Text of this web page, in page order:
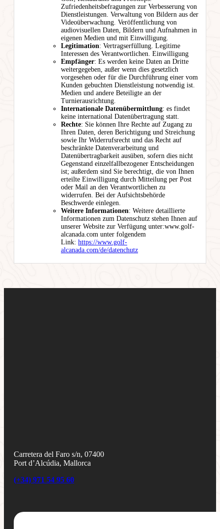
Zufriedenheitsbefragungen zur Verbesserung von
Dienstleistungen. Verwaltung von Bildern aus der
Videoüberwachung. Veröffentlichung von
audiovisuellen Daten, Bildern und Aufnahmen in
eigenen Medien und mit Einwilligung.
Legitimation: Vertragserfüllung. Legitime
Interessen des Verantwortlichen. Einwilligung
Empfänger: Es werden keine Daten an Dritte
weitergegeben, außer wenn dies gesetzlich
vorgesehen oder für die Durchführung einer vom
Kunden gebuchten Dienstleistung notwendig ist.
Medien und andere Beteiligte an der
Turnierausrichtung.
Internationale Datenübermittlung: es findet
keine international Datenübertragung statt.
Rechte: Sie können Ihre Rechte auf Zugang zu
Ihren Daten, deren Berichtigung und Streichung
sowie Ihr Widerrufsrecht und das Recht auf
beschränkte Datenverarbeitung und
Datenübertragbarkeit ausüben, sofern dies nicht
Gegenstand einzelfallbezogener Entscheidungen
ist; außerdem sind Sie berechtigt, die von Ihnen
erteilte Einwilligung durch Mitteilung per Post
oder Mail an den Verantwortlichen zu
widerrufen. Bei der Aufsichtsbehörde
Beschwerde einlegen.
Weitere Informationen: Weitere detaillierte
Informationen zum Datenschutz stehen Ihnen auf
unserer Website zur Verfügung unter:www.golf-
alcanada.com unter folgendem
Link: https://www.golf-
alcanada.com/de/datenchutz
Carretera del Faro s/n, 07400
Port d’Alcúdia, Mallorca
(+34) 971 54 95 60